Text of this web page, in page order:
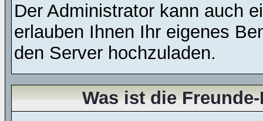
Der Administrator kann auch
erlauben Ihnen Ihr eigenes
den Server hochzuladen.
Was ist die